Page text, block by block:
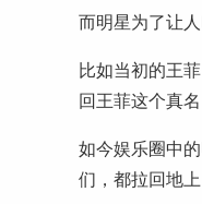
而明星为了让
比如当初的王
回王菲这个真名
如今娱乐圈中
们，都拉回地